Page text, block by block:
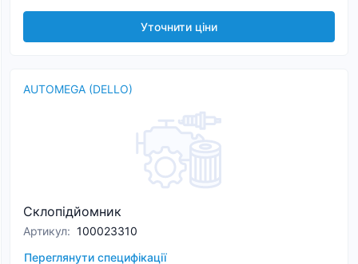
Уточнити ціни
AUTOMEGA (DELLO)
Склопідйомник
Артикул: 100023310
Переглянути специфікації